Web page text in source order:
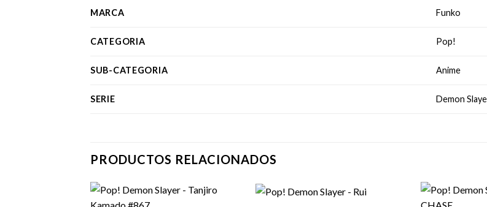
MARCA Funko
CATEGORIA Pop!
SUB-CATEGORIA Anime
SERIE Demon
PRODUCTOS RELACIONADOS
+